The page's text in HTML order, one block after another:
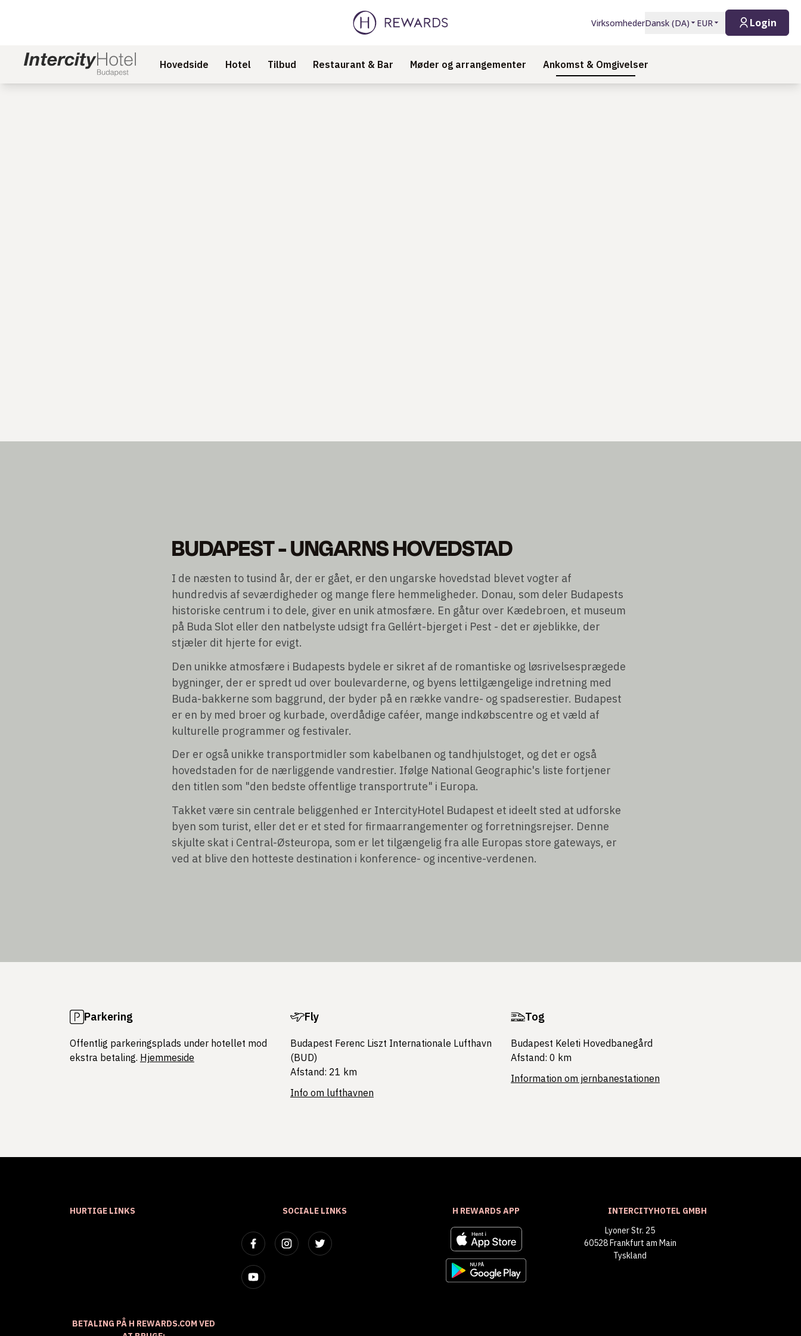
VirksomhederDansk (DA) EUR Login
Hovedside Hotel Tilbud Restaurant & Bar Møder og arrangementer Ankomst & Omgivelser
BUDAPEST - UNGARNS HOVEDSTAD
I de næsten to tusind år, der er gået, er den ungarske hovedstad blevet vogter af
hundredvis af seværdigheder og mange flere hemmeligheder. Donau, som deler Budapests
historiske centrum i to dele, giver en unik atmosfære. En gåtur over Kædebroen, et museum
på Buda Slot eller den natbelyste udsigt fra Gellért-bjerget i Pest - det er øjeblikke, der
stjæler dit hjerte for evigt.
Den unikke atmosfære i Budapests bydele er sikret af de romantiske og løsrivelsesprægede
bygninger, der er spredt ud over boulevarderne, og byens lettilgængelige indretning med
Buda-bakkerne som baggrund, der byder på en række vandre- og spadserestier. Budapest
er en by med broer og kurbade, overdådige caféer, mange indkøbscentre og et væld af
kulturelle programmer og festivaler.
Der er også unikke transportmidler som kabelbanen og tandhjulstoget, og det er også
hovedstaden for de nærliggende vandrestier. Ifølge National Geographic's liste fortjener
den titlen som "den bedste offentlige transportrute" i Europa.
Takket være sin centrale beliggenhed er IntercityHotel Budapest et ideelt sted at udforske
byen som turist, eller det er et sted for firmaarrangementer og forretningsrejser. Denne
skjulte skat i Central-Østeuropa, som er let tilgængelig fra alle Europas store gateways, er
ved at blive den hotteste destination i konference- og incentive-verdenen.
Parkering
Offentlig parkeringsplads under hotellet mod
ekstra betaling. Hjemmeside
Fly
Budapest Ferenc Liszt Internationale Lufthavn
(BUD)
Afstand: 21 km
Info om lufthavnen
Tog
Budapest Keleti Hovedbanegård
Afstand: 0 km
Information om jernbanestationen
HURTIGE LINKS SOCIALE LINKS H REWARDS APP
INTERCITYHOTEL GMBH
Lyoner Str. 25
60528 Frankfurt am Main
Tyskland
BETALING PÅ H REWARDS.COM VED